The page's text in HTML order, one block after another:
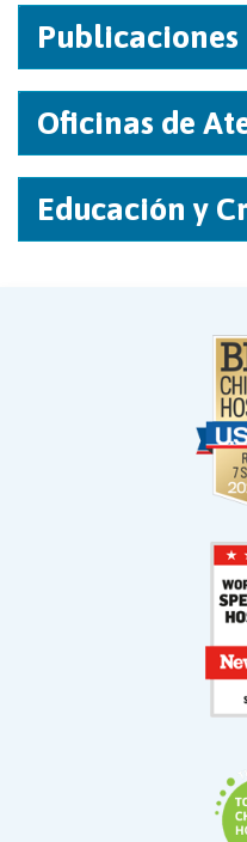
Publicaciones
Oficinas de
Educación y